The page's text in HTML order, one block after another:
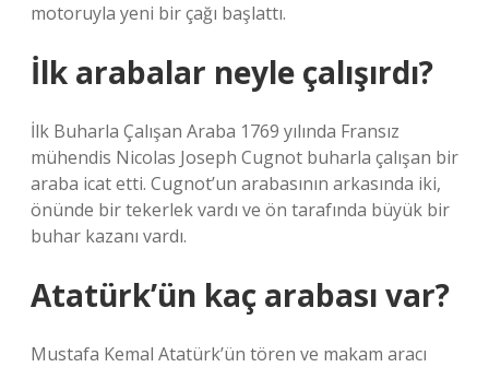
motoruyla yeni bir çağı başlattı.
İlk arabalar neyle çalışırdı?
İlk Buharla Çalışan Araba 1769 yılında Fransız
mühendis Nicolas Joseph Cugnot buharla çalışan bir
araba icat etti. Cugnot’un arabasının arkasında iki,
önünde bir tekerlek vardı ve ön tarafında büyük bir
buhar kazanı vardı.
Atatürk’ün kaç arabası var?
Mustafa Kemal Atatürk’ün tören ve makam aracı